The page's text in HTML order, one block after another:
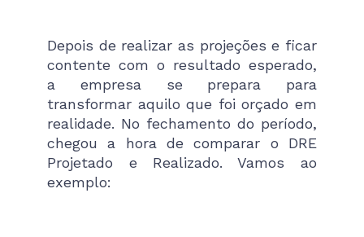
Depois de realizar as projeções e ficar
contente com o resultado esperado,
a empresa se prepara para
transformar aquilo que foi orçado em
realidade. No fechamento do período,
chegou a hora de comparar o DRE
Projetado e Realizado. Vamos ao
exemplo: